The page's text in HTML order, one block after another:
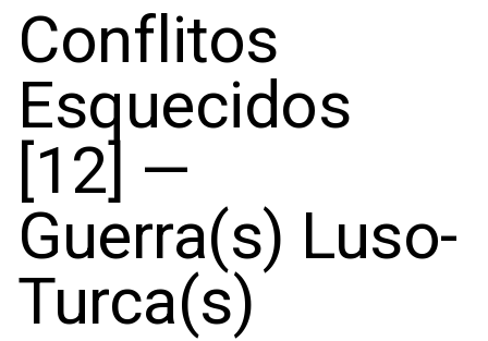
Conflitos
Esquecidos
[12] —
Guerra(s) Luso-
Turca(s)